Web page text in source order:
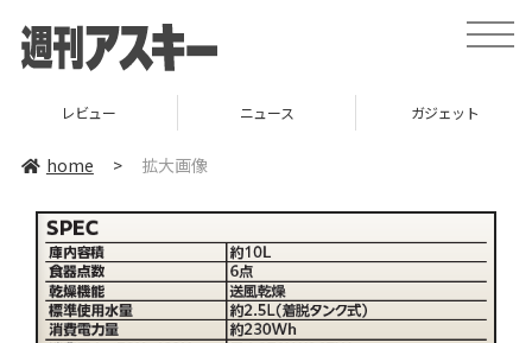
toggle
レビュー ニュース ガジェット
home > 拡大画像